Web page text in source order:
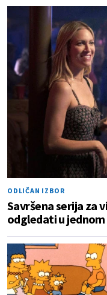
ODLIČAN IZBOR
Savršena serija za
odgledati u jednom